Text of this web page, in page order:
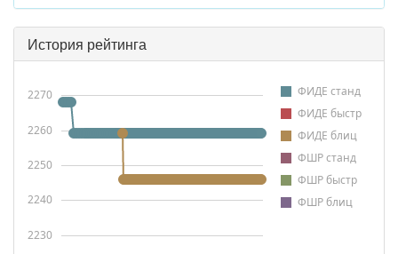
История рейтинга
ФИДЕ станд
ФИДЕ быстр
ФИДЕ блиц
ФШР станд
ФШР быстр
ФШР блиц
2230
2240
2250
2260
2270